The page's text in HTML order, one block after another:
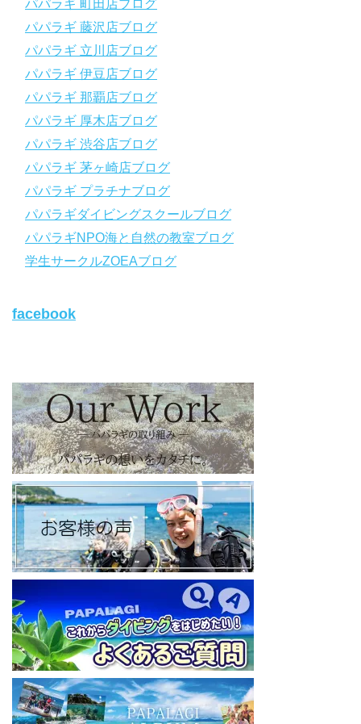
パパラギ公式LINEにご登録の上、メニューから「動画資料」を
タップ！
↓↓↓↓↓↓こちら
↓↓↓↓↓↓
https://www.papalagi.co.jp/lp/line_registration/.
＿＿＿＿＿＿＿＿＿＿＿＿＿＿＿＿＿＿＿＿＿＿＿＿＿＿＿＿
https://www.papalagi.co.jp/lp/line_registration/.
YouTubeで言えない話をこっそり配信
◆ライセンス取得の前に知っておきたい情報満載の動画はコチラ
https://youtu.be/UBiZ64WlU7c?si=I5rkY-mkfTCxZVn7
◆ライセンス取得コースについて知りたい方はコチラ
ode
【パパラギダイビングスクール ホームページ】
https://www.papalagi.co.jp
旬な海の情報はコチラから！
日々の活動状況や報告はXで公開中！
https://x.com/papalagidivers?s=20
【パパラギダイビングスクール Blog
】
お得なイベント告知やツアー情報を知りたい方へ
https://papalagi-blog.com/
◆YouTubeチャンネル登録はコチラから
https://www.youtube.com/channel/UCYG3vspMIHdLQaKA7XNIjD
◆各地の水中世界を紹介するチャンネル、その名も「水中世界」
（サブチャンネル）
https://www.youtube.com/@user-mw1pw2jb4j
【初心者ダイビングライセンスコースはコチラ】
https://www.papalagi.co.jp/databox/data.php/campaign_owd_ja/c
ode
====================================
パパラギダイビングスクール
藤沢本店
神奈川県藤沢市 南藤沢10-4
本社企画部
0466-26-6101
====================================
パパラギ 町田店ブログ
パパラギ 藤沢店ブログ
パパラギ 立川店ブログ
パパラギ 伊豆店ブログ
パパラギ 那覇店ブログ
パパラギ 厚木店ブログ
パパラギ 渋谷店ブログ
パパラギ 茅ヶ崎店ブログ
パパラギ プラチナブログ
パパラギダイビングスクールブログ
パパラギNPO海と自然の教室ブログ
学生サークルZOEAブログ
facebook